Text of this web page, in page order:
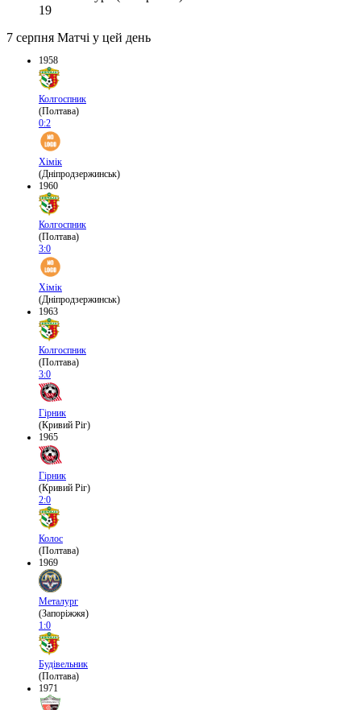
19
7 серпня Матчі у цей день
1958
Колгоспник
(Полтава)
0:2
Хімік
(Дніпродзержинськ)
1960
Колгоспник
(Полтава)
3:0
Хімік
(Дніпродзержинськ)
1963
Колгоспник
(Полтава)
3:0
Гірник
(Кривий Ріг)
1965
Гірник
(Кривий Ріг)
2:0
Колос
(Полтава)
1969
Металург
(Запоріжжя)
1:0
Будівельник
(Полтава)
1971